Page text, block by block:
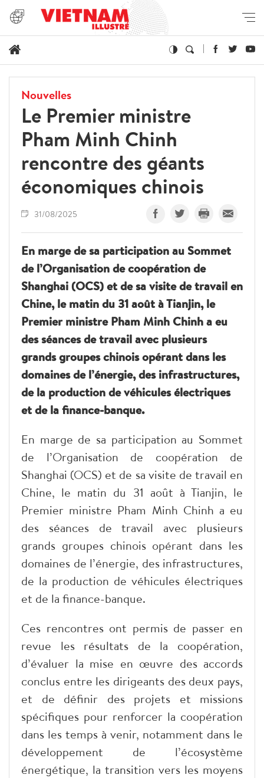
Nouvelles
Le Premier ministre
Pham Minh Chinh
rencontre des géants
économiques chinois
31/08/2025
En marge de sa participation au Sommet
de l’Organisation de coopération de
Shanghai (OCS) et de sa visite de travail en
Chine, le matin du 31 août à Tianjin, le
Premier ministre Pham Minh Chinh a eu
des séances de travail avec plusieurs
grands groupes chinois opérant dans les
domaines de l’énergie, des infrastructures,
de la production de véhicules électriques
et de la finance-banque.
En marge de sa participation au Sommet
de l’Organisation de coopération de
Shanghai (OCS) et de sa visite de travail en
Chine, le matin du 31 août à Tianjin, le
Premier ministre Pham Minh Chinh a eu
des séances de travail avec plusieurs
grands groupes chinois opérant dans les
domaines de l’énergie, des infrastructures,
de la production de véhicules électriques
et de la finance-banque.
Ces rencontres ont permis de passer en
revue les résultats de la coopération,
d’évaluer la mise en œuvre des accords
conclus entre les dirigeants des deux pays,
et de définir des projets et missions
spécifiques pour renforcer la coopération
dans les temps à venir, notamment dans le
développement de l’écosystème
énergétique, la transition vers les moyens